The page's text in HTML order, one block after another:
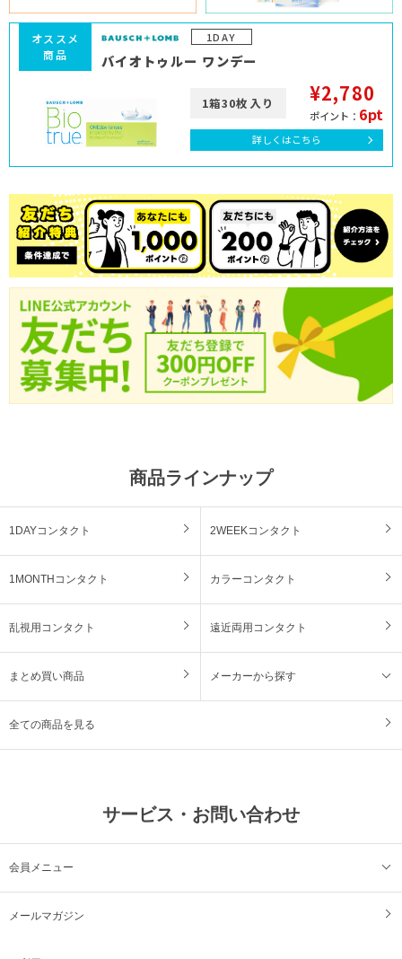
1DAY
オススメ
商品
バイオトゥルー ワンデー
1箱30枚入り ¥2,780
ポイント： 6pt
詳しくはこちら
商品ラインナップ
1DAYコンタクト 2WEEKコンタクト
1MONTHコンタクト カラーコンタクト
乱視用コンタクト 遠近両用コンタクト
まとめ買い商品 メーカーから探す
全ての商品を見る
サービス・お問い合わせ
会員メニュー
メールマガジン